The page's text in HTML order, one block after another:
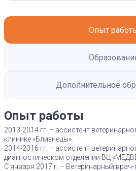
Опыт
Дополнительное
Опыт работы
2013-2014 гг. – ассистент
клинике «Близнецы».
2014-2016 гг. – ассистент
диагностическом отделении ВЦ
С января 2017 г. – Ветеринарный